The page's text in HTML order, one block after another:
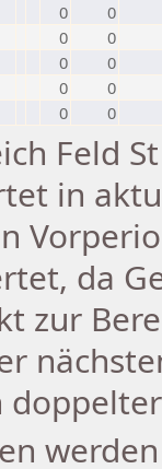
0
0
0
0
0
0
0
0
0 0
Feld
in
da
zur